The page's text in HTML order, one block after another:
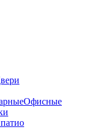
Офисные